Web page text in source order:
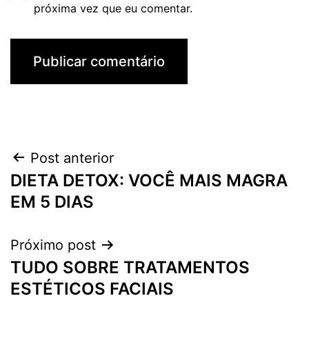
próxima vez que eu comentar.
Navegação
de
Post anterior
DIETA DETOX: VOCÊ MAIS MAGRA
EM 5 DIAS
Próximo post
TUDO SOBRE TRATAMENTOS
ESTÉTICOS FACIAIS